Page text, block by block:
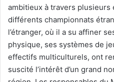
ambitieux à travers
différents championnats
l’étranger, où il a su affiner
physique, ses systèmes de
effectifs multiculturels, ont
suscité l’intérêt d’un grand